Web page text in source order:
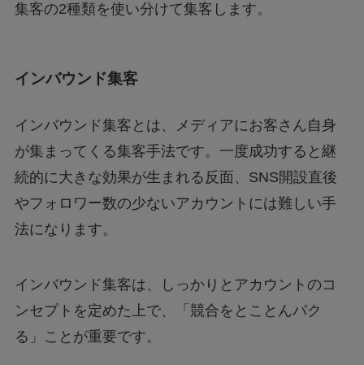
集客の2種類を使い分けて集客します。
インバウンド集客
インバウンド集客とは、メディアにお客さん自身
が集まってくる集客手法です。一度成功すると継
続的に大きな効果が生まれる反面、SNS開設直後
やフォロワー数の少ないアカウントには難しい手
法になります。
インバウンド集客は、しっかりとアカウントのコ
ンセプトを定めた上で、「競合をとことんパク
る」ことが重要です。